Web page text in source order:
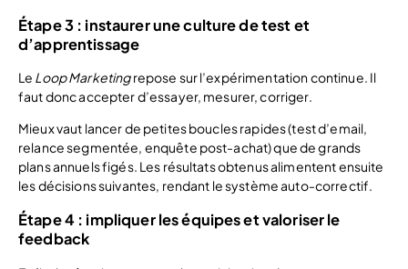
Étape 3 : instaurer une culture de test et
d’apprentissage
Le Loop Marketingrepose sur l’expérimentation continue. Il
faut donc accepter d’essayer, mesurer, corriger.
Mieux vaut lancer de petites boucles rapides (test d’email,
relance segmentée, enquête post-achat) que de grands
plans annuels figés. Les résultats obtenus alimentent ensuite
les décisions suivantes, rendant le système auto-correctif.
Étape 4 : impliquer les équipes et valoriser le
feedback